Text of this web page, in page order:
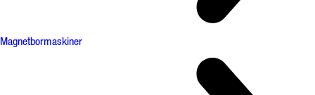
Magnetbormaskiner